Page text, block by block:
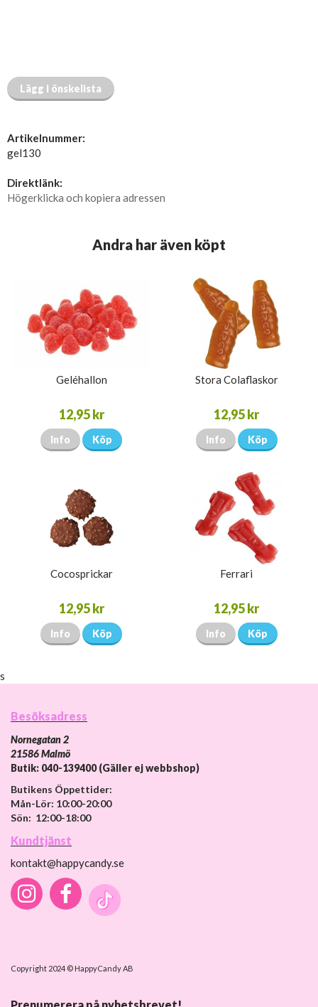
Lägg i önskelista
Artikelnummer:
gel130
Direktlänk:
Högerklicka och kopiera adressen
Andra har även köpt
Geléhallon
12,95 kr
Info Köp
Stora Colaflaskor
12,95 kr
Info Köp
Cocosprickar
12,95 kr
Info Köp
Ferrari
12,95 kr
Info Köp
s
Besöksadress
Nornegatan 2
21586 Malmö
Butik: 040-139400 (Gäller ej webbshop)
Butikens Öppettider:
Mån-Lör: 10:00-20:00
Sön: 12:00-18:00
Kundtjänst
kontakt@happycandy.se
Copyright 2024 © HappyCandy AB